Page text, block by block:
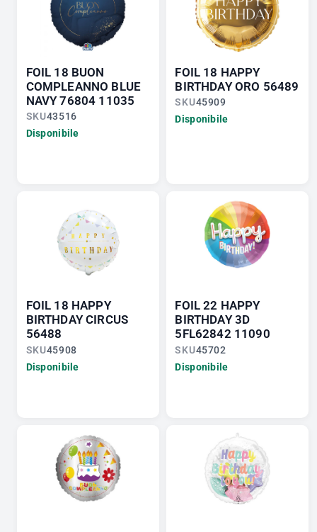
FOIL 18 BUON
COMPLEANNO BLUE
NAVY 76804 11035
SKU43516
Disponibile
FOIL 18 HAPPY
BIRTHDAY ORO 56489
SKU45909
Disponibile
FOIL 18 HAPPY
BIRTHDAY CIRCUS
56488
SKU45908
Disponibile
FOIL 22 HAPPY
BIRTHDAY 3D
5FL62842 11090
SKU45702
Disponibile